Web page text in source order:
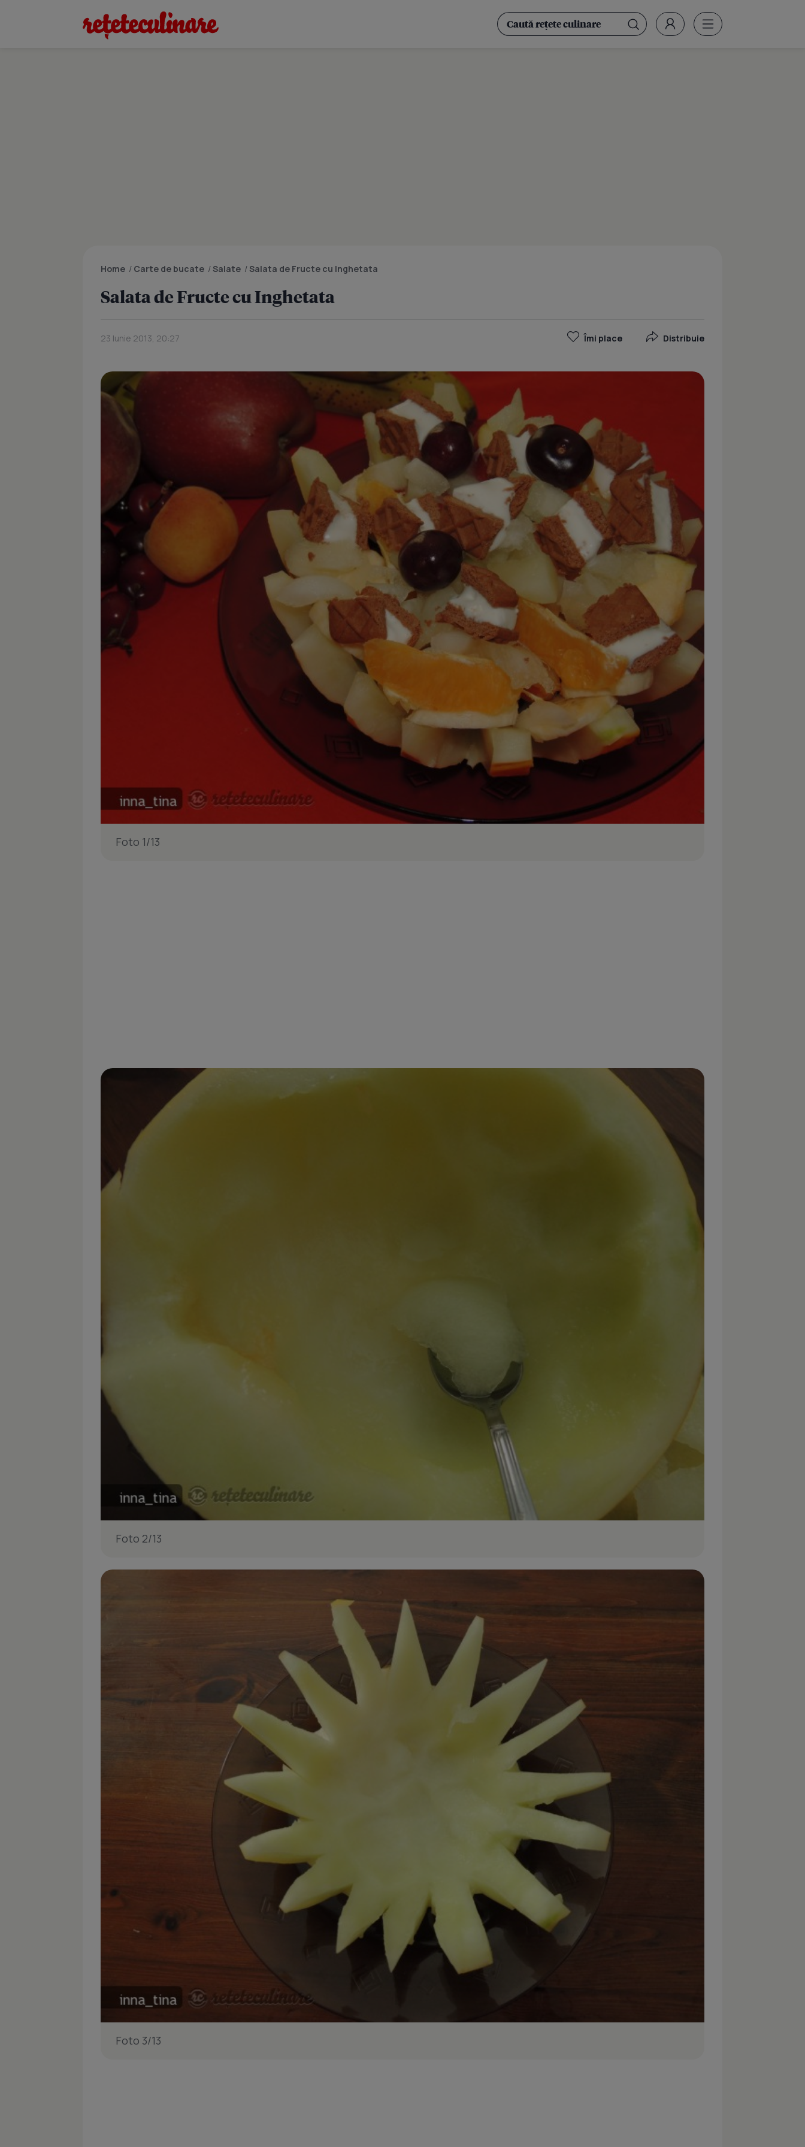
Home / Carte de bucate / Salate / Salata de Fructe cu Inghetata
Salata de Fructe cu Inghetata
23 Iunie 2013, 20:27 Îmi place Distribuie
Foto 1/13
Foto 2/13
Foto 3/13